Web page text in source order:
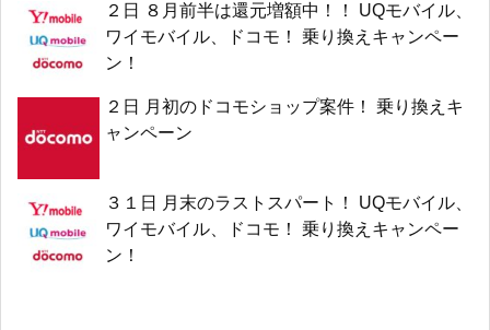
２日 ８月前半は還元増額中！！ UQモバイル、
ワイモバイル、ドコモ！ 乗り換えキャンペー
ン！
２日 月初のドコモショップ案件！ 乗り換えキ
ャンペーン
３１日 月末のラストスパート！ UQモバイル、
ワイモバイル、ドコモ！ 乗り換えキャンペー
ン！